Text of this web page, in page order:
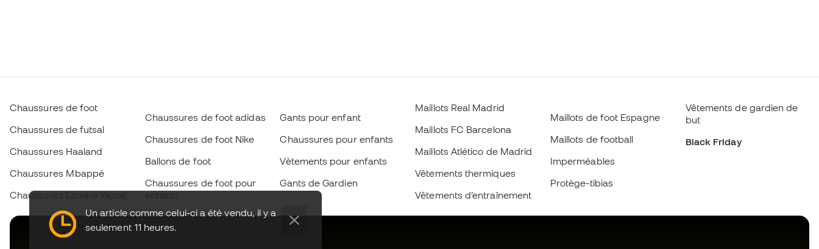
Un article comme celui-ci a été vendu, il y a
seulement 11 heures.
Chaussures de foot
Chaussures de futsal
Chaussures Haaland
Chaussures Mbappé
Chaussures Lamine Yamal
Chaussures de foot adidas
Chaussures de foot Nike
Ballons de foot
Chaussures de foot pour
Gants pour enfant
Chaussures pour enfants
Vètements pour enfants
Gants de Gardien
Maillots Real Madrid
Maillots FC Barcelona
Maillots Atlético de Madrid
Vêtements thermiques
Vêtements d’entraînement
Maillots de foot Espagne
Maillots de football
Imperméables
Protège-tibias
Vêtements de gardien de
but
Black Friday